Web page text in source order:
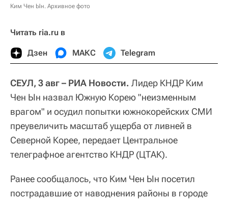
Ким Чен Ын. Архивное фото
Читать ria.ru в
Дзен МАКС Telegram
СЕУЛ, 3 авг – РИА Новости. Лидер КНДР Ким
Чен Ын назвал Южную Корею "неизменным
врагом" и осудил попытки южнокорейских СМИ
преувеличить масштаб ущерба от ливней в
Северной Корее, передает Центральное
телеграфное агентство КНДР (ЦТАК).
Ранее сообщалось, что Ким Чен Ын посетил
пострадавшие от наводнения районы в городе